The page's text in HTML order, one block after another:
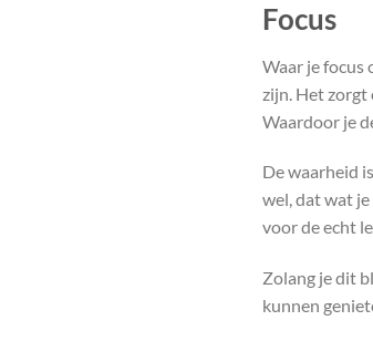
Focus
Waar je focus
zijn. Het zorgt
Waardoor je
De waarheid
wel, dat wat
voor de echt
Zolang je dit
kunnen